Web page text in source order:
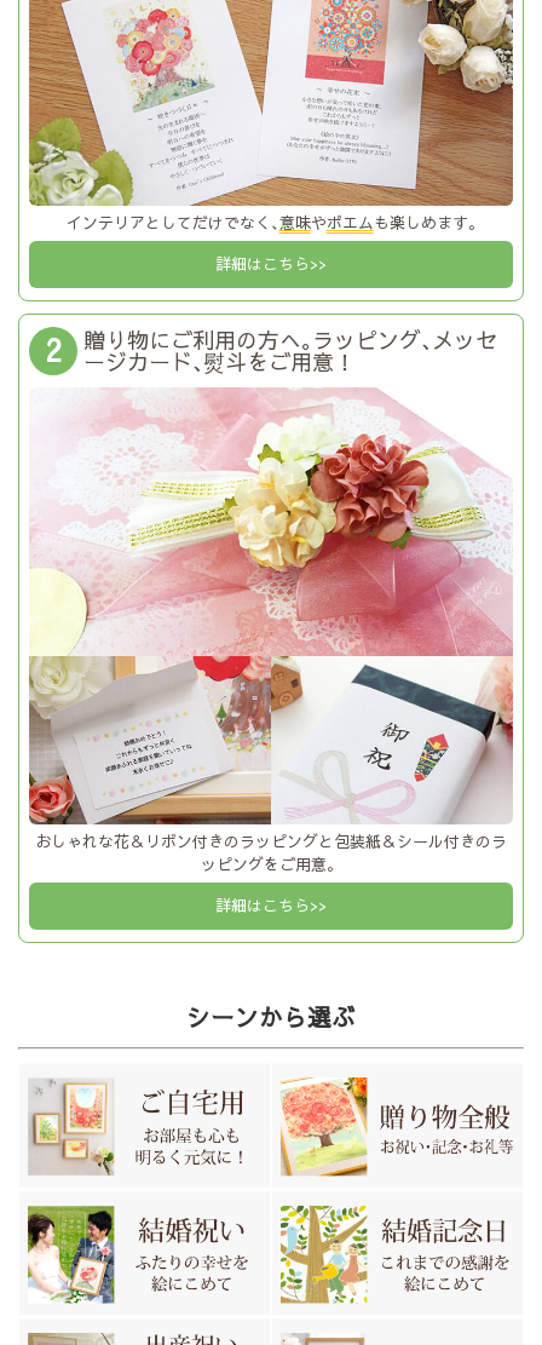
インテリアとしてだけでなく､意味やポエムも楽しめます｡
詳細はこちら>>
2 贈り物にご利用の方へ｡ラッピング､メッセ
ージカード､熨斗をご用意！
おしゃれな花＆リボン付きのラッピングと包装紙＆シール付きのラ
ッピングをご用意。
詳細はこちら>>
シーンから選ぶ